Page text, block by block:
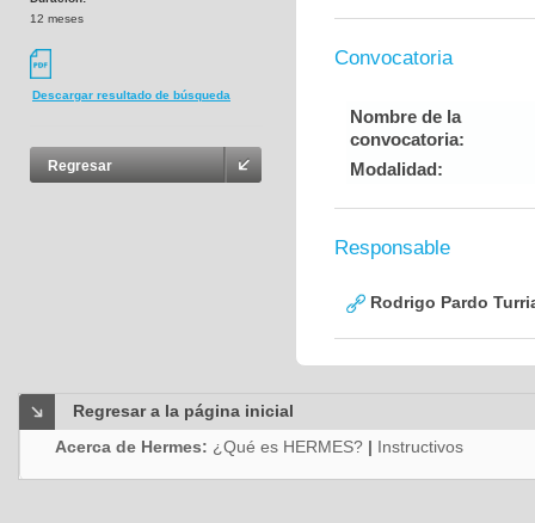
12 meses
Descargar resultado de búsqueda
Regresar
Convocatoria
Nombre de la
convocatoria:
Modalidad:
Responsable
Rodrigo Pardo
Regresar a la página inicial
Acerca de Hermes: ¿Qué es HERMES? | Instructivos